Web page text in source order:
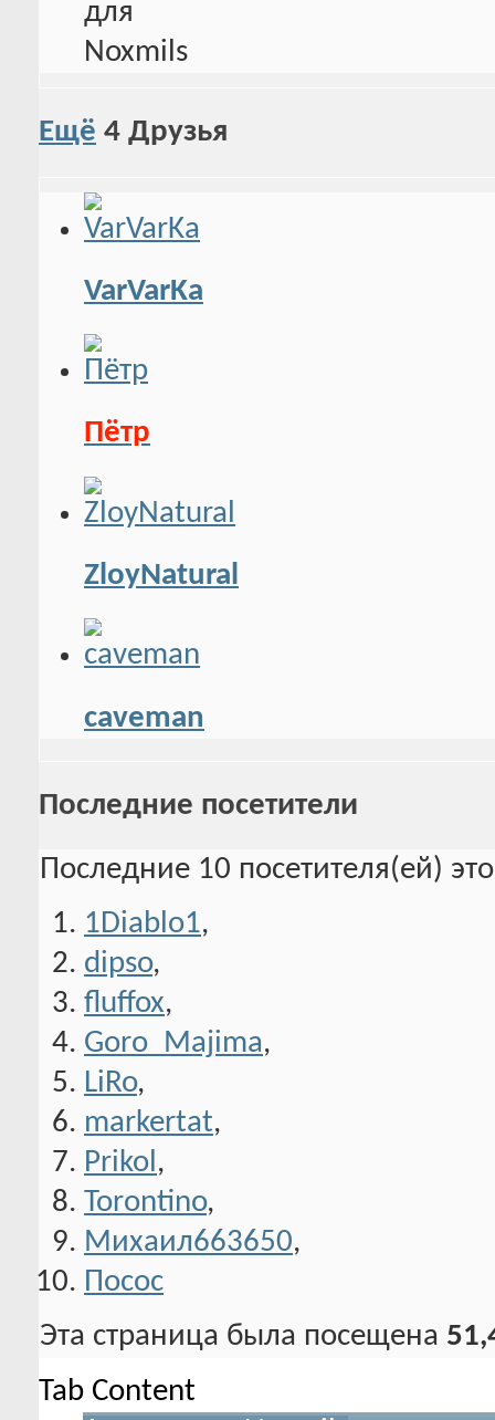
Ещё 4 Друзья
VarVarKa
Пётр
ZloyNatural
caveman
Последние посетители
Последние 10 посетителя(ей)
1Diablo1,
dipso,
fluffox,
Goro_Majima,
LiRo,
markertat,
Prikol,
Torontino,
Михаил663650,
Посос
Эта страница была посещена
Tab Content